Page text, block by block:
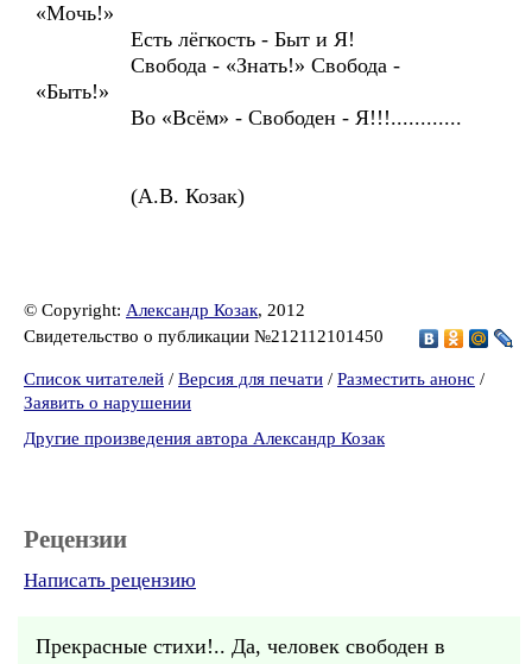
«Мочь!»
Есть лёгкость - Быт и Я!
Свобода - «Знать!» Свобода -
«Быть!»
Во «Всём» - Свободен - Я!!!............
(А.В. Козак)
© Copyright: Александр Козак, 2012
Свидетельство о публикации №212112101450
Список читателей / Версия для печати / Разместить анонс /
Заявить о нарушении
Другие произведения автора Александр Козак
Рецензии
Написать рецензию
Прекрасные стихи!.. Да, человек свободен в